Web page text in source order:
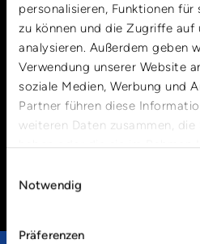
personalisieren, Funktionen
zu können und die Zugriffe auf
analysieren. Außerdem geben
Verwendung unserer Website
soziale Medien, Werbung und
Partner führen diese
weiteren Daten zusammen,
Notwendig
Präferenzen
Unsere Kernkompetenz sind
geschäftskritische Lösungen
Transportverpackungen. Wir
Verfügbarkeit unserer Produkte
Stunden, denn unser
modernsten Prognosemodellen
Bedarf vorherzusehen und die
bereitzustellen. Kaum jemand
MEHR INFORMATIONEN